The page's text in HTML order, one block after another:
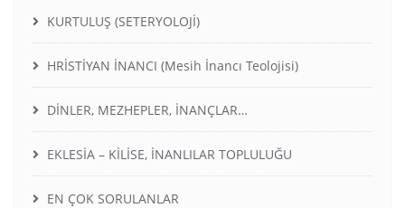
KURTULUŞ (SETERYOLOJİ)
HRİSTİYAN İNANCI (Mesih İnancı Teolojisi)
DİNLER, MEZHEPLER, İNANÇLAR…
EKLESİA – KİLİSE, İNANLILAR TOPLULUĞU
EN ÇOK SORULANLAR